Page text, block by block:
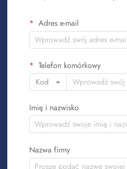
Adres e-mail
Telefon komórkowy
Kod
Imię i nazwisko
Nazwa firmy